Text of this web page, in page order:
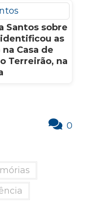
Santos sobre
as
Casa de
Terreirão, na
0